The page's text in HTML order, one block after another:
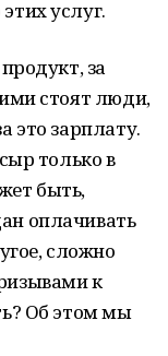
услуг.
за
стоят люди,
это зарплату.
только в
быть,
оплачивать
сложно
к
Об этом мы